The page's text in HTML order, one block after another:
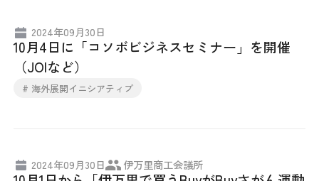
2024年09月30日
10月4日に「コソボビジネスセミナー」を開催
（JOIなど）
# 海外展開イニシアティブ
2024年09月30日 伊万里商工会議所